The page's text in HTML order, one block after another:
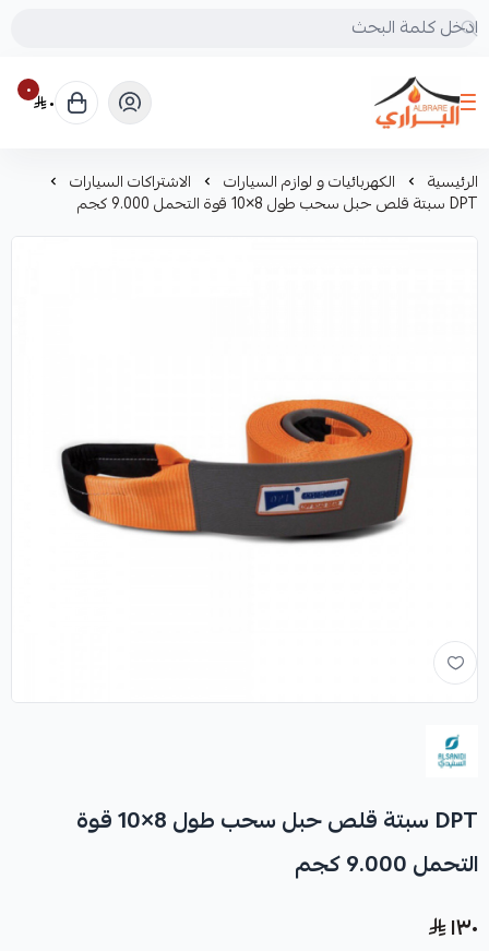
البراري للرحلات
٠ ٠
الرئيسية الكهربائيات و لوازم السيارات الاشتراكات السيارات
DPT سبتة قلص حبل سحب طول 8×10 قوة التحمل 9.000 كجم
DPT سبتة قلص حبل سحب طول 8×10 قوة
التحمل 9.000 كجم
١٣٠